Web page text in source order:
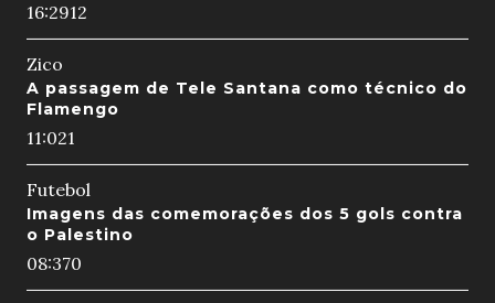
16:2912
Zico
A passagem de Tele Santana como técnico do
Flamengo
11:021
Futebol
Imagens das comemorações dos 5 gols contra
o Palestino
08:370